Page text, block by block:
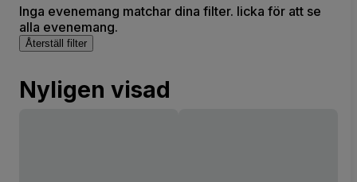
Inga evenemang matchar dina filter. licka för att se
alla evenemang.
Återställ filter
Nyligen visad